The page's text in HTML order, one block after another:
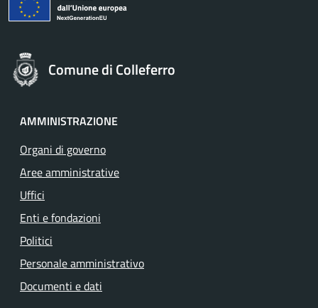
Comune di Colleferro
AMMINISTRAZIONE
Organi di governo
Aree amministrative
Uffici
Enti e fondazioni
Politici
Personale amministrativo
Documenti e dati